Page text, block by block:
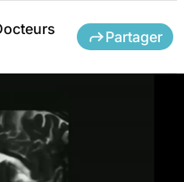
Partager